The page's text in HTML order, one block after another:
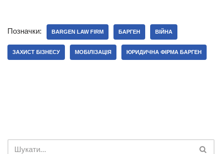
Позначки: BARGEN LAW FIRM БАРГЕН ВІЙНА
ЗАХИСТ БІЗНЕСУ МОБІЛІЗАЦІЯ ЮРИДИЧНА ФІРМА БАРГЕН